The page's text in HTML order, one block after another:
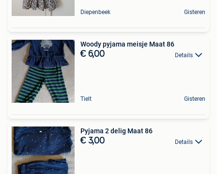
Diepenbeek Gisteren
Woody pyjama meisje Maat 86
€ 6,00 Details
Tielt Gisteren
Pyjama 2 delig Maat 86
€ 3,00 Details